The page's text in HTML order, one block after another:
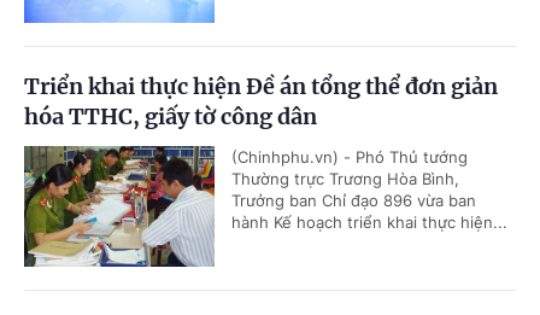
Triển khai thực hiện Đề án tổng thể đơn giản
hóa TTHC, giấy tờ công dân
(Chinhphu.vn) - Phó Thủ tướng
Thường trực Trương Hòa Bình,
Trưởng ban Chỉ đạo 896 vừa ban
hành Kế hoạch triển khai thực hiện...